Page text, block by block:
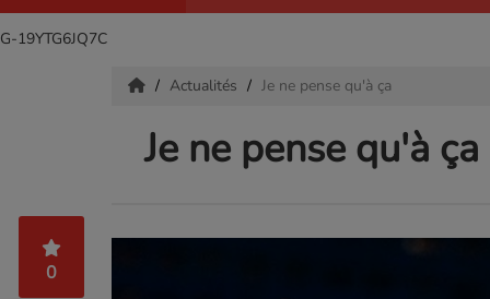
G-19YTG6JQ7C
Actualités Je ne pense qu'à ça
Je ne pense qu'à ça
0